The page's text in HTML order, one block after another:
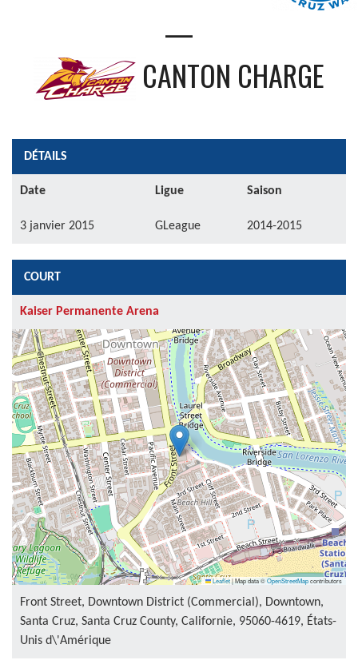
—
CANTON CHARGE
DÉTAILS
Date Ligue Saison
3 janvier 2015 GLeague 2014-2015
COURT
Kaiser Permanente Arena
Leaflet|Map data ©OpenStreetMapcontributors
Front Street, Downtown District (Commercial), Downtown,
Santa Cruz, Santa Cruz County, Californie, 95060-4619, États-
Unis d\'Amérique